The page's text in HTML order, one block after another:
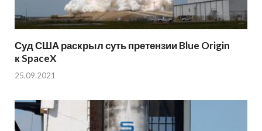
Суд США раскрыл суть претензии Blue Origin
к SpaceX
25.09.2021